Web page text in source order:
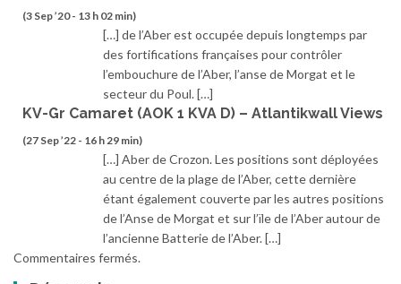
(3 Sep ’20 - 13 h 02 min)
[…] de l’Aber est occupée depuis longtemps par
des fortifications françaises pour contrôler
l’embouchure de l’Aber, l’anse de Morgat et le
secteur du Poul. […]
KV-Gr Camaret (AOK 1 KVA D) – Atlantikwall Views
(27 Sep ’22 - 16 h 29 min)
[…] Aber de Crozon. Les positions sont déployées
au centre de la plage de l’Aber, cette dernière
étant également couverte par les autres positions
de l’Anse de Morgat et sur l’ïle de l’Aber autour de
l’ancienne Batterie de l’Aber. […]
Commentaires fermés.